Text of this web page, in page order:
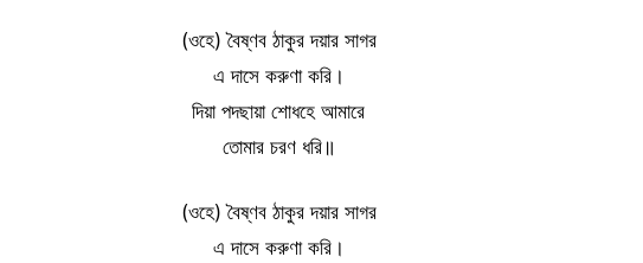
(ওহে) বৈষ্ণব ঠাকুর দয়ার সাগর
এ দাসে করুণা করি।
দিয়া পদছায়া শোধহে আমারে
তোমার চরণ ধরি॥
(ওহে) বৈষ্ণব ঠাকুর দয়ার সাগর
এ দাসে করুণা করি।